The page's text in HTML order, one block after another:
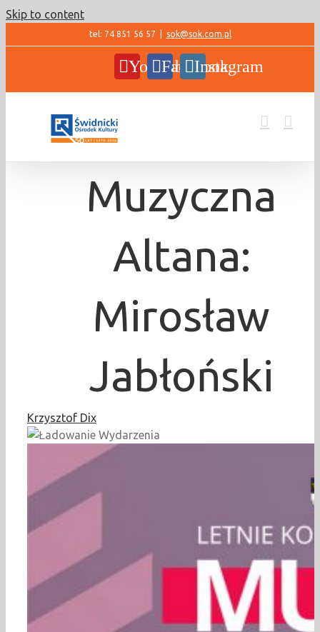
Skip to content
tel: 74 851 56 57 sok@sok.com.pl
YouTubeFacebookInstagram
Muzyczna
Altana:
Mirosław
Jabłoński
Krzysztof Dix